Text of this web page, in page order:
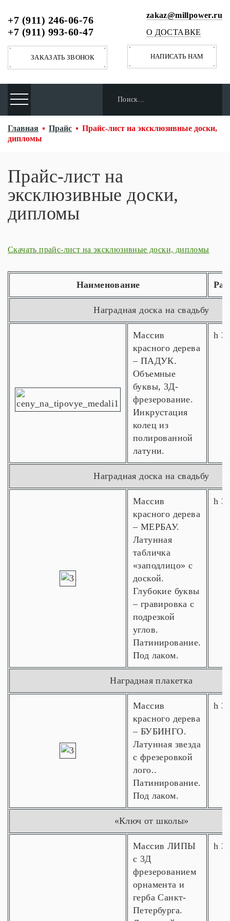
+7 (911) 246-06-76
+7 (911) 993-60-47
ЗАКАЗАТЬ ЗВОНОК
zakaz@millpower.ru
О ДОСТАВКЕ
НАПИСАТЬ НАМ
Главная Прайс
Прайс-лист на эксклюзивные доски,
дипломы
Прайс-лист на
эксклюзивные доски,
дипломы
Скачать прайс-лист на эксклюзивные доски, дипломы
Наименование
Наградная доска на свадьбу
Массив
красного дерева
– ПАДУК.
Объемные
буквы, 3Д-
фрезерование.
Инкрустация
колец из
полированной
латуни.
h
Наградная доска на свадьбу
Массив
красного дерева
– МЕРБАУ.
Латунная
табличка
«заподлицо» с
доской.
Глубокие буквы
– гравировка с
подрезкой
углов.
Патинирование.
Под лаком.
h
Наградная плакетка
Массив
красного дерева
– БУБИНГО.
Латунная звезда
с фрезеровкой
лого..
Патинирование.
Под лаком.
h
«Ключ от школы»
Массив ЛИПЫ
с 3Д
фрезерованием
орнамента и
герба Санкт-
Петербурга.
h